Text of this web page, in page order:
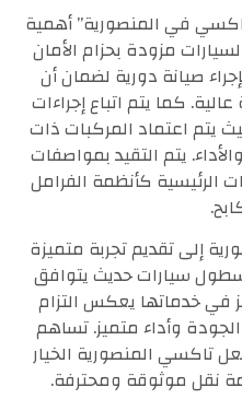
في المنصورية” أهمية
مزودة بحزام الأمان
صيانة دورية لضمان أن
كما يتم اتباع إجراءات
يتم اعتماد المركبات ذات
يتم التقيد بمواصفات
الرئيسية كأنظمة الفرامل
إلى تقديم تجربة متميزة
سيارات حديث يتوافق
في خدماتها يعكس التزام
وأداء متميز. تساهم
المنصورية الخيار
نقل موثوقة ومحترفة.